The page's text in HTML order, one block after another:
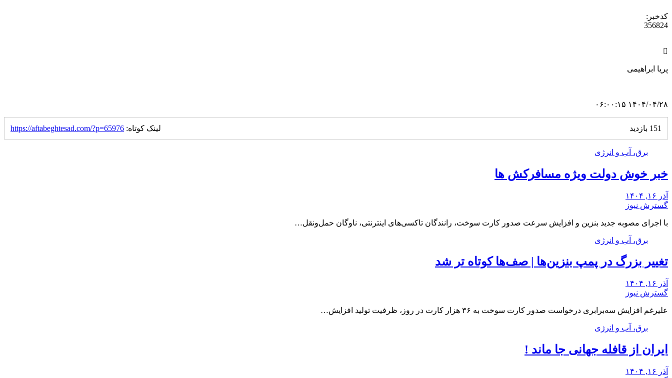
کدخبر:
356824
پریا ابراهیمی
۱۴۰۴/۰۴/۲۸ ۰۶:۰۰:۱۵
151 بازدید لینک کوتاه: https://aftabeghtesad.com/?p=65976
برق، آب و انرژی
خبر خوش دولت ویژه مسافرکش‌ ها
آذر ۱۶, ۱۴۰۴
گسترش نیوز
با اجرای مصوبه جدید بنزین و افزایش سرعت صدور کارت سوخت، رانندگان تاکسی‌های اینترنتی، ناوگان حمل‌ونقل…
برق، آب و انرژی
تغییر بزرگ در پمپ بنزین‌ها | صف‌ها کوتاه تر شد
آذر ۱۶, ۱۴۰۴
گسترش نیوز
علیرغم افزایش سه‌برابری درخواست صدور کارت سوخت به ۳۶ هزار کارت در روز، ظرفیت تولید افزایش…
برق، آب و انرژی
ایران از قافله جهانی جا ماند !
آذر ۱۶, ۱۴۰۴